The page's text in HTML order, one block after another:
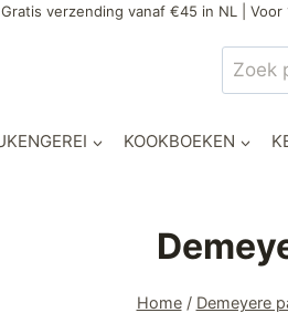
Gratis verzending vanaf €45 in NL |
KOOKBOEKEN
Home / Demeyere